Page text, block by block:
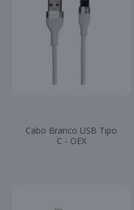
Cabo Branco USB Tipo
C - OEX